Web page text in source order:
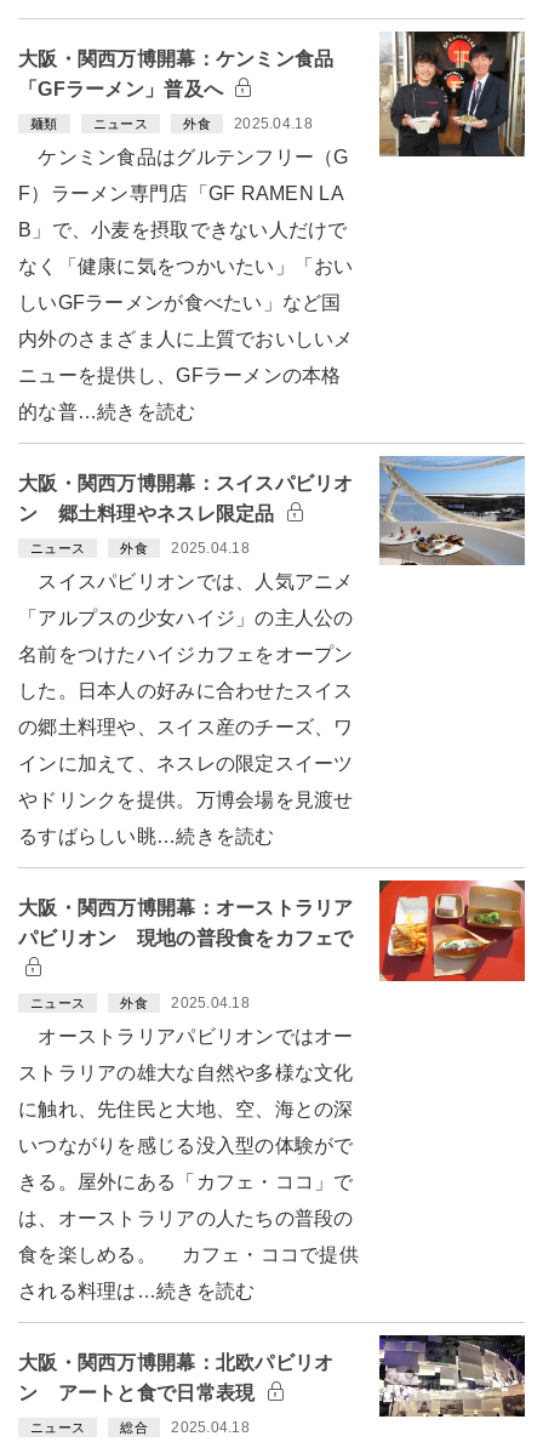
大阪・関西万博開幕：ケンミン食品
「GFラーメン」普及へ
麺類 ニュース 外食 2025.04.18
ケンミン食品はグルテンフリー（G
F）ラーメン専門店「GF RAMEN LA
B」で、小麦を摂取できない人だけで
なく「健康に気をつかいたい」「おい
しいGFラーメンが食べたい」など国
内外のさまざま人に上質でおいしいメ
ニューを提供し、GFラーメンの本格
的な普…続きを読む
大阪・関西万博開幕：スイスパビリオ
ン 郷土料理やネスレ限定品
ニュース 外食 2025.04.18
スイスパビリオンでは、人気アニメ
「アルプスの少女ハイジ」の主人公の
名前をつけたハイジカフェをオープン
した。日本人の好みに合わせたスイス
の郷土料理や、スイス産のチーズ、ワ
インに加えて、ネスレの限定スイーツ
やドリンクを提供。万博会場を見渡せ
るすばらしい眺…続きを読む
大阪・関西万博開幕：オーストラリア
パビリオン 現地の普段食をカフェで
ニュース 外食 2025.04.18
オーストラリアパビリオンではオー
ストラリアの雄大な自然や多様な文化
に触れ、先住民と大地、空、海との深
いつながりを感じる没入型の体験がで
きる。屋外にある「カフェ・ココ」で
は、オーストラリアの人たちの普段の
食を楽しめる。 カフェ・ココで提供
される料理は…続きを読む
大阪・関西万博開幕：北欧パビリオ
ン アートと食で日常表現
ニュース 総合 2025.04.18